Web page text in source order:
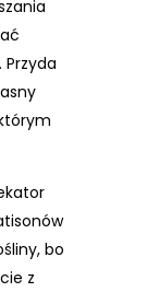
bo
z